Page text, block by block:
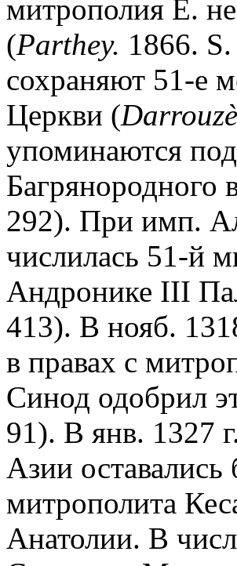
митрополия Е.
(Parthey. 1866.
сохраняют 51-е
Церкви (Darrouzè
упоминаются
Багрянородного
292). При имп.
числилась 51-й
Андронике III
413). В нояб.
в правах с
Синод одобрил
91). В янв. 1327
Азии
митрополита
Анатолии. В